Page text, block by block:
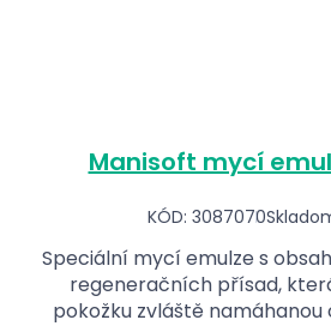
Manisoft mycí
KÓD: 3087070
Speciální mycí emulze s
regeneračních přísad,
pokožku zvláště